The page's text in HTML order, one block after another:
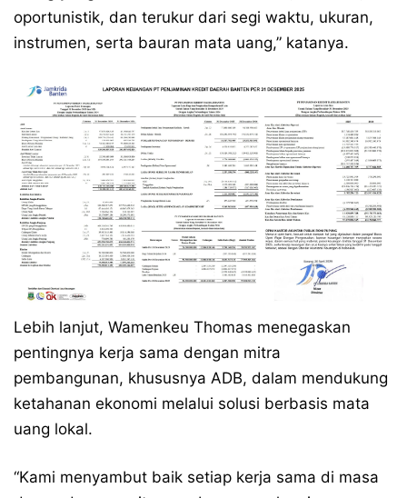
oportunistik, dan terukur dari segi waktu, ukuran,
instrumen, serta bauran mata uang,” katanya.
Lebih lanjut, Wamenkeu Thomas menegaskan
pentingnya kerja sama dengan mitra
pembangunan, khususnya ADB, dalam mendukung
ketahanan ekonomi melalui solusi berbasis mata
uang lokal.
“Kami menyambut baik setiap kerja sama di masa